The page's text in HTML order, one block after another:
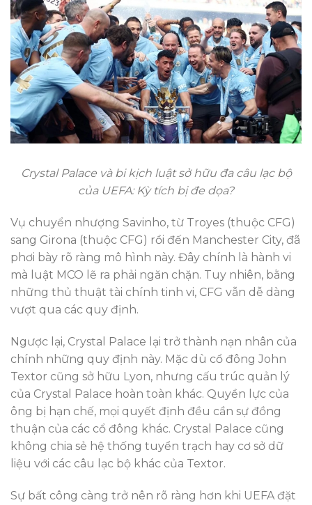
Crystal Palace và bi kịch luật sở hữu đa câu lạc bộ
của UEFA: Kỳ tích bị đe dọa?
Vụ chuyển nhượng Savinho, từ Troyes (thuộc CFG)
sang Girona (thuộc CFG) rồi đến Manchester City, đã
phơi bày rõ ràng mô hình này. Đây chính là hành vi
mà luật MCO lẽ ra phải ngăn chặn. Tuy nhiên, bằng
những thủ thuật tài chính tinh vi, CFG vẫn dễ dàng
vượt qua các quy định.
Ngược lại, Crystal Palace lại trở thành nạn nhân của
chính những quy định này. Mặc dù cổ đông John
Textor cũng sở hữu Lyon, nhưng cấu trúc quản lý
của Crystal Palace hoàn toàn khác. Quyền lực của
ông bị hạn chế, mọi quyết định đều cần sự đồng
thuận của các cổ đông khác. Crystal Palace cũng
không chia sẻ hệ thống tuyển trạch hay cơ sở dữ
liệu với các câu lạc bộ khác của Textor.
Sự bất công càng trở nên rõ ràng hơn khi UEFA đặt